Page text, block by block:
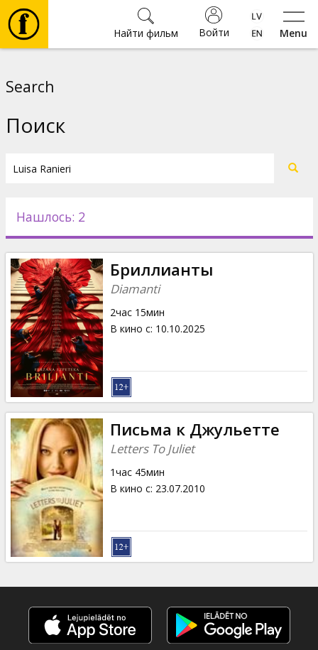
Menu
Войти
Найти фильм
Новости
Подарки
Кинозакуски
B2B
Клуб
Search
Поиск
Нашлось: 2
Бриллианты
Diamanti
2час 15мин
В кино с: 10.10.2025
Письма к Джульетте
Letters To Juliet
1час 45мин
В кино с: 23.07.2010